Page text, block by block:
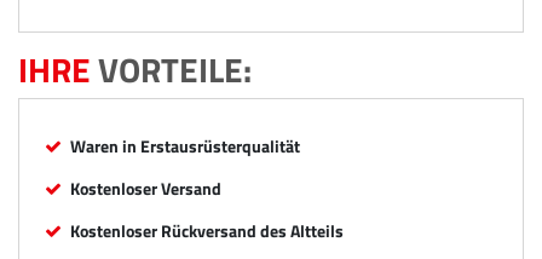
IHREVORTEILE:
Waren in Erstausrüsterqualität
Kostenloser Versand
Kostenloser Rückversand des Altteils